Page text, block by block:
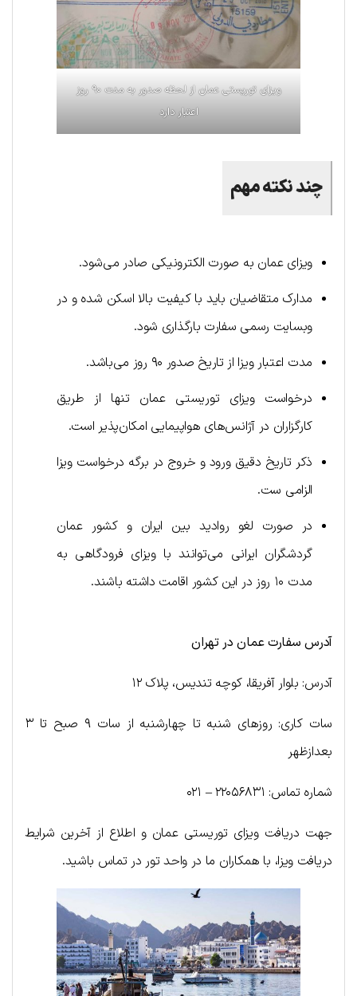
ویزای توریستی عمان از لحظه صدور به مدت ۹۰ روز
اعتبار دارد
چند نکته مهم‌‌
ویزای عمان به صورت الکترونیکی صادر می‌شود.
مدارک متقاضیان باید با کیفیت بالا اسکن شده و در
وبسایت رسمی سفارت بارگذاری شود.
مدت اعتبار ویزا از تاریخ صدور ۹۰ روز می‌باشد.
درخواست ویزای توریستی عمان تنها از طریق
کارگزاران در آژانس‌های هواپیمایی امکان‌پذیر است.
ذکر تاریخ دقیق ورود و خروج در برگه درخواست ویزا
الزامی ست.
در صورت لغو روادید بین ایران و کشور عمان
گردشگران ایرانی می‌توانند با ویزای فرودگاهی به
مدت ۱۰ روز در این کشور اقامت داشته باشند.
آدرس سفارت عمان در تهران
آدرس: بلوار آفریقا، کوچه تندیس، پلاک ۱۲
سات کاری: روزهای شنبه تا چهارشنبه از سات ۹ صبح تا ۳
بعدازظهر
شماره تماس: ۲۲۰۵۶۸۳۱ – ۰۲۱
جهت دریافت ویزای توریستی عمان و اطلاع از آخرین شرایط
دریافت ویزا، با همکاران ما در واحد تور در تماس باشید.